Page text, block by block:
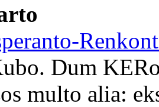
Dum
multo alia: